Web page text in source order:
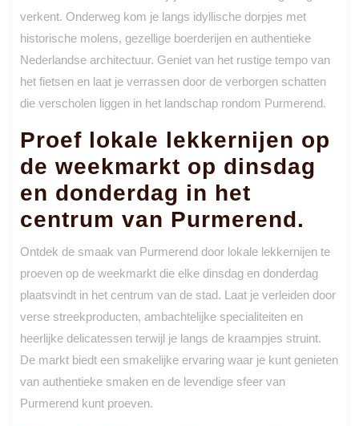
verkent. Onderweg kom je langs idyllische dorpjes met
historische molens, gezellige boerderijen en authentieke
Nederlandse architectuur. Geniet van het rustige tempo van
het fietsen en laat je verrassen door de verborgen schatten
die verscholen liggen in het landschap rondom Purmerend.
Proef lokale lekkernijen op
de weekmarkt op dinsdag
en donderdag in het
centrum van Purmerend.
Ontdek de smaak van Purmerend door lokale lekkernijen te
proeven op de weekmarkt die elke dinsdag en donderdag
plaatsvindt in het centrum van de stad. Laat je verleiden door
verse streekproducten, ambachtelijke specialiteiten en
heerlijke delicatessen terwijl je langs de kraampjes struint.
De markt biedt een smakelijke ervaring waar je kunt genieten
van authentieke smaken en de levendige sfeer van
Purmerend kunt proeven.